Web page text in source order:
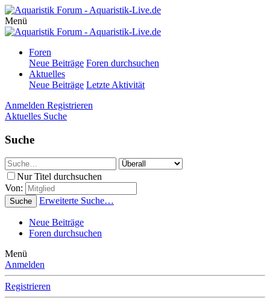
Menü
Foren
Neue Beiträge Foren durchsuchen
Aktuelles
Neue Beiträge Letzte Aktivität
Anmelden Registrieren
Aktuelles Suche
Suche
Nur Titel durchsuchen
Von:
Suche Erweiterte Suche…
Neue Beiträge
Foren durchsuchen
Menü
Anmelden
Registrieren